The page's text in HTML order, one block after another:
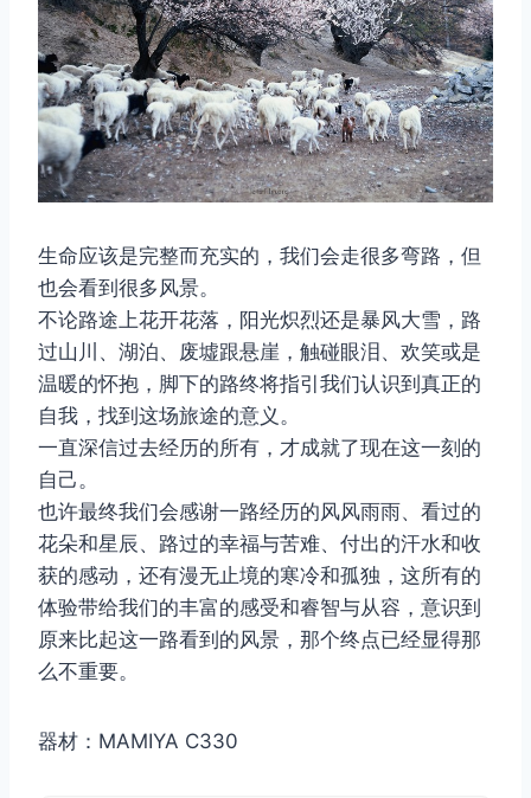
生命应该是完整而充实的，我们会走很多弯路，但
也会看到很多风景。
不论路途上花开花落，阳光炽烈还是暴风大雪，路
过山川、湖泊、废墟跟悬崖，触碰眼泪、欢笑或是
温暖的怀抱，脚下的路终将指引我们认识到真正的
自我，找到这场旅途的意义。
一直深信过去经历的所有，才成就了现在这一刻的
自己。
也许最终我们会感谢一路经历的风风雨雨、看过的
花朵和星辰、路过的幸福与苦难、付出的汗水和收
获的感动，还有漫无止境的寒冷和孤独，这所有的
体验带给我们的丰富的感受和睿智与从容，意识到
原来比起这一路看到的风景，那个终点已经显得那
么不重要。
器材：MAMIYA C330